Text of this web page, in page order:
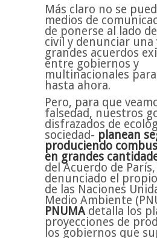
Más claro no se
medios de
de ponerse al lado
civil y denunciar una
grandes acuerdos
entre gobiernos y
multinacionales
hasta ahora.
Pero, para que
falsedad, nuestros
disfrazados de
sociedad- planean
produciendo
en grandes
del Acuerdo de
denunciado el
de las Naciones
Medio Ambiente
PNUMAdetalla los
proyecciones de
los gobiernos que